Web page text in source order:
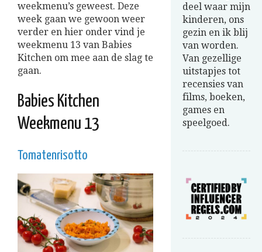
weekmenu’s geweest. Deze
week gaan we gewoon weer
verder en hier onder vind je
weekmenu 13 van Babies
Kitchen om mee aan de slag te
gaan.
Babies Kitchen
Weekmenu 13
Tomatenrisotto
deel waar mijn
kinderen, ons
gezin en ik blij
van worden.
Van gezellige
uitstapjes tot
recensies van
films, boeken,
games en
speelgoed.